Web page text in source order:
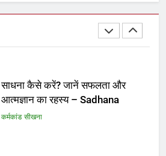
गुरु दीक्षा का महत्व – Diksha
साधना कैसे करें? जानें सफलता और
आत्मज्ञान का रहस्य – Sadhana
कर्मकांड सीखना